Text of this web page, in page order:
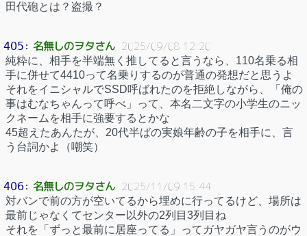
田代砲とは？盗撮？
405 ： 名無しのヲタさん 2025/09/08 12:20
純粋に、相手を半端無く推してると言うなら、110名乗る相
手に併せて4410って名乗りするのが普通の発想だと思うよ
それをイニシャルでSSD呼ばれたのを拒絶しながら、「俺の
事はむなちゃんって呼べ」って、本名二文字の小学生のニッ
クネームを相手に強要するとかな
45超えたあんたが、20代半ばの実娘年齢の子を相手に、言
う台詞かよ（嘲笑）
406： 名無しのヲタさん 2025/11/09 15:44
対バンで前の方が空いてるから埋めに行ってるけど、場所は
最前じゃなくてセンター以外の2列目3列目ね
それを「ずっと最前に居座ってる」ってガヤガヤ言うのがウ